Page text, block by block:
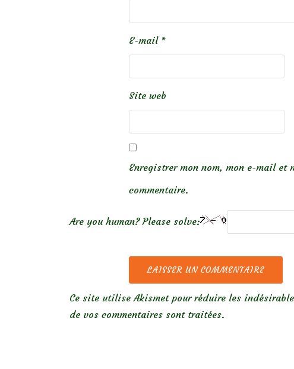
E-mail *
Site web
Enregistrer mon nom, mon e-mail
commentaire.
Are you human? Please solve:
Ce site utilise Akismet pour réduire les
de vos commentaires sont traitées.